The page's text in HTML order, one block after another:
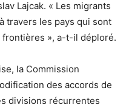
Lajcak. « Les migrants
travers les pays qui sont
frontières », a-t-il déploré.
la Commission
des accords de
divisions récurrentes